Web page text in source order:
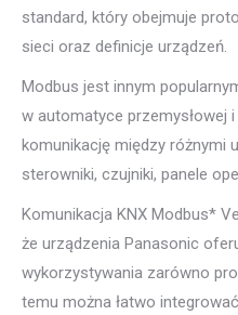
standard, który obejmuje
sieci oraz definicje urządzeń.
Modbus jest innym
w automatyce przemysłowej
komunikację między różnymi
sterowniki, czujniki, panele
Komunikacja KNX Modbus*
że urządzenia Panasonic
wykorzystywania zarówno
temu można łatwo